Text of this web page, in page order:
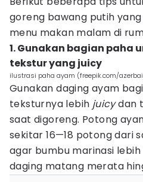
goreng bawang putih
menu makan malam di
1. Gunakan bagian paha
tekstur yang juicy
ilustrasi paha ayam (freepik.com/
Gunakan daging ayam
teksturnya lebih juicydan
saat digoreng. Potong
sekitar 16—18 potong dari
agar bumbu marinasi
daging matang merata